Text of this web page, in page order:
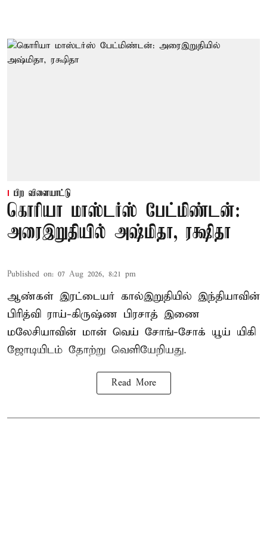
பிற விளையாட்டு
கொரியா மாஸ்டர்ஸ் பேட்மிண்டன்:
அரைஇறுதியில் அஷ்மிதா, ரக்ஷிதா
Published on: 07 Aug 2026, 8:21 pm
ஆண்கள் இரட்டையர் கால்இறுதியில் இந்தியாவின்
பிரித்வி ராய்-கிருஷ்ண பிரசாத் இணை
மலேசியாவின் மான் வெய் சோங்-சோக் யூய் யிகி
ஜோடியிடம் தோற்று வெளியேறியது.
Read More